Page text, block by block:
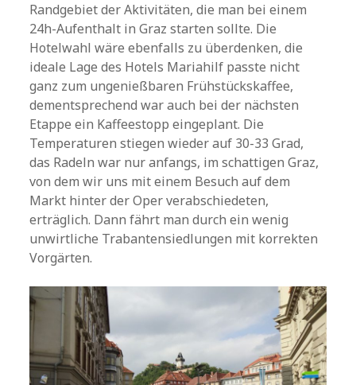
Randgebiet der Aktivitäten, die man bei einem
24h-Aufenthalt in Graz starten sollte. Die
Hotelwahl wäre ebenfalls zu überdenken, die
ideale Lage des Hotels Mariahilf passte nicht
ganz zum ungenießbaren Frühstückskaffee,
dementsprechend war auch bei der nächsten
Etappe ein Kaffeestopp eingeplant. Die
Temperaturen stiegen wieder auf 30-33 Grad,
das Radeln war nur anfangs, im schattigen Graz,
von dem wir uns mit einem Besuch auf dem
Markt hinter der Oper verabschiedeten,
erträglich. Dann fährt man durch ein wenig
unwirtliche Trabantensiedlungen mit korrekten
Vorgärten.